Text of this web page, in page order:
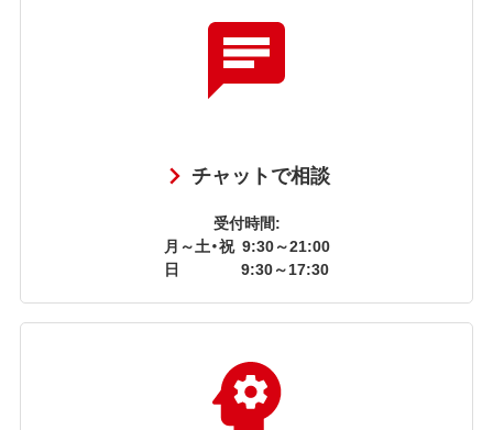
チャットで相談
受付時間:
月～土・祝 9:30～21:00
日
9:30～17:30